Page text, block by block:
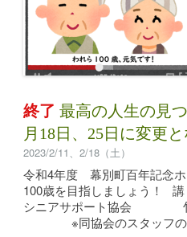
終了最高の人生の見
月18日、25日に変更と
2023/2/11、2/18（土）
令和4年度 幕別町百年記念
100歳を目指しましょう！
シニアサポート協会
※同協会のスタッフの